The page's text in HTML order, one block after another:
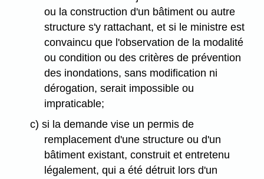
ou la construction d'un bâtiment ou autre
structure s'y rattachant, et si le ministre est
convaincu que l'observation de la modalité
ou condition ou des critères de prévention
des inondations, sans modification ni
dérogation, serait impossible ou
impraticable;
c) si la demande vise un permis de
remplacement d'une structure ou d'un
bâtiment existant, construit et entretenu
légalement, qui a été détruit lors d'un